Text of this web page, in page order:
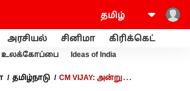
அரசியல் சினிமா கிரிக்கெட்
உலக்கோப்பை Ideas of India
தமிழ்நாடு
CM VIJAY: அன்று